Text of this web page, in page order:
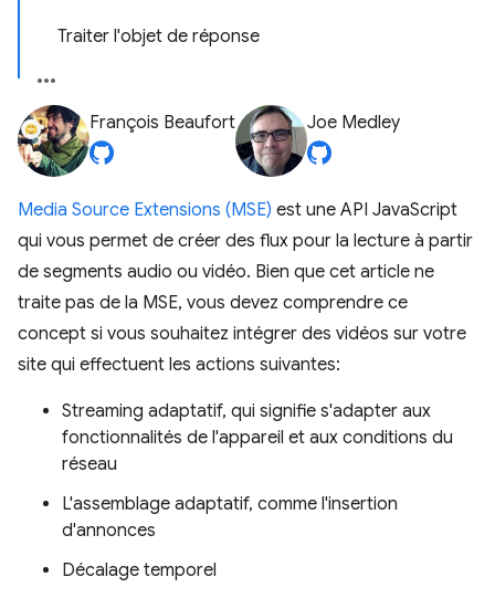
Traiter l'objet de réponse
François Beaufort Joe Medley
Media Source Extensions (MSE) est une API JavaScript
qui vous permet de créer des flux pour la lecture à partir
de segments audio ou vidéo. Bien que cet article ne
traite pas de la MSE, vous devez comprendre ce
concept si vous souhaitez intégrer des vidéos sur votre
site qui effectuent les actions suivantes:
Streaming adaptatif, qui signifie s'adapter aux
fonctionnalités de l'appareil et aux conditions du
réseau
L'assemblage adaptatif, comme l'insertion
d'annonces
Décalage temporel